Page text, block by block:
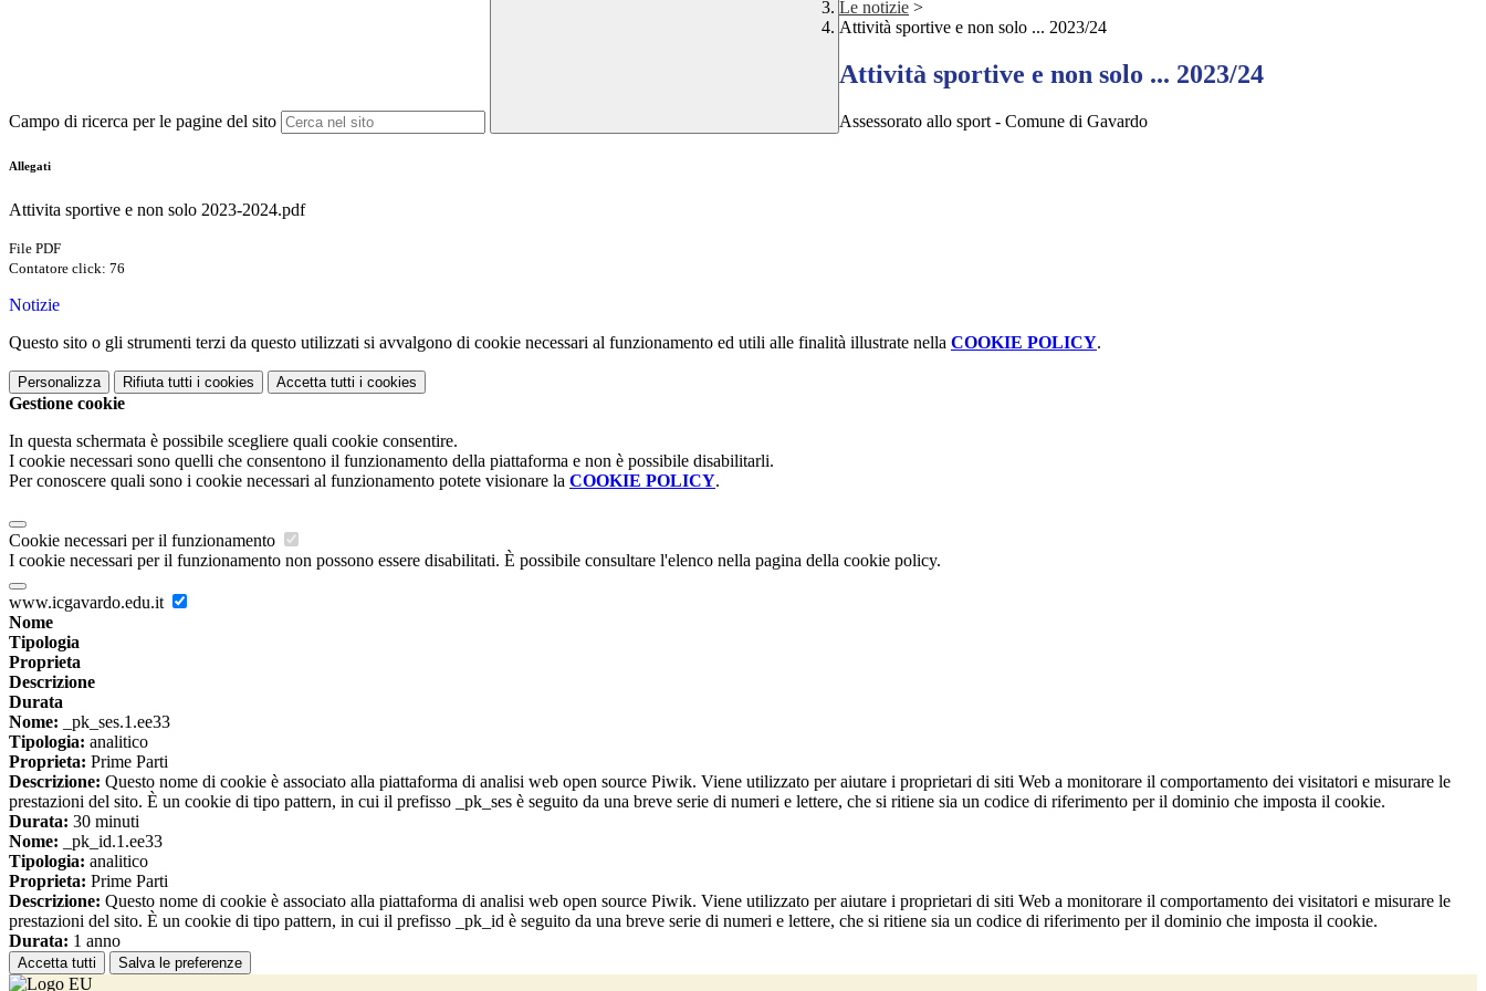
Campo di ricerca per le pagine del sito
Le notizie >
Attività sportive e non solo ... 2023/24
Attività sportive e non solo ... 2023/24
Assessorato allo sport - Comune di Gavardo
Allegati
Attivita sportive e non solo 2023-2024.pdf
File PDF
Contatore click: 76
Notizie
Questo sito o gli strumenti terzi da questo utilizzati si avvalgono di cookie necessari al funzionamento ed utili alle finalità illustrate nella COOKIE POLICY.
Personalizza Rifiuta tutti i cookies Accetta tutti i cookies
Gestione cookie
In questa schermata è possibile scegliere quali cookie consentire.
I cookie necessari sono quelli che consentono il funzionamento della piattaforma e non è possibile disabilitarli.
Per conoscere quali sono i cookie necessari al funzionamento potete visionare la COOKIE POLICY.
Cookie necessari per il funzionamento
I cookie necessari per il funzionamento non possono essere disabilitati. È possibile consultare l'elenco nella pagina della cookie policy.
www.icgavardo.edu.it
Nome
Tipologia
Proprieta
Descrizione
Durata
Nome: _pk_ses.1.ee33
Tipologia: analitico
Proprieta: Prime Parti
Descrizione: Questo nome di cookie è associato alla piattaforma di analisi web open source Piwik. Viene utilizzato per aiutare i proprietari di siti Web a monitorare il comportamento dei visitatori e misurare le
prestazioni del sito. È un cookie di tipo pattern, in cui il prefisso _pk_ses è seguito da una breve serie di numeri e lettere, che si ritiene sia un codice di riferimento per il dominio che imposta il cookie.
Durata: 30 minuti
Nome: _pk_id.1.ee33
Tipologia: analitico
Proprieta: Prime Parti
Descrizione: Questo nome di cookie è associato alla piattaforma di analisi web open source Piwik. Viene utilizzato per aiutare i proprietari di siti Web a monitorare il comportamento dei visitatori e misurare le
prestazioni del sito. È un cookie di tipo pattern, in cui il prefisso _pk_id è seguito da una breve serie di numeri e lettere, che si ritiene sia un codice di riferimento per il dominio che imposta il cookie.
Durata: 1 anno
Accetta tutti Salva le preferenze